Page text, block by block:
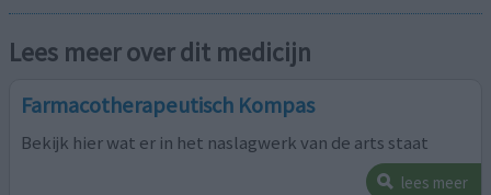
Lees meer over dit medicijn
Farmacotherapeutisch Kompas
Bekijk hier wat er in het naslagwerk van de arts staat
lees meer